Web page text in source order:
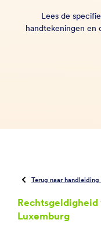
Lees de
handtekeningen en
Terug naar
Luxemburg